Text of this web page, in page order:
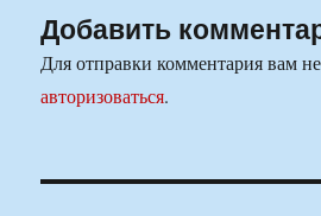
Добавить
Для отправки комментария вам
авторизоваться.